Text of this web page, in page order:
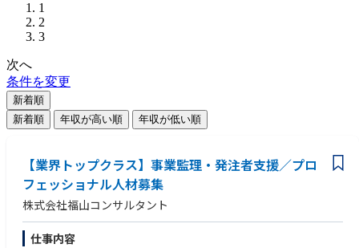
1
2
3
次へ
条件を変更
新着順
新着順
年収が高い順 年収が低い順
【業界トップクラス】事業監理・発注者支援／プロ
フェッショナル人材募集
株式会社福山コンサルタント
仕事内容